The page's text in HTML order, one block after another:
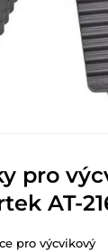
pro
AT-
pro výcvikový